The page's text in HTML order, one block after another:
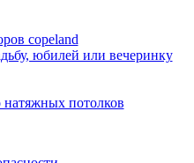
copeland
юбилей или вечеринку
потолков